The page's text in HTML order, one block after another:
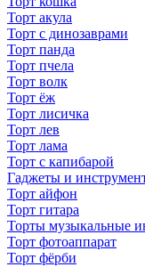
Торт акула
Торт с динозаврами
Торт панда
Торт пчела
Торт волк
Торт ёж
Торт лисичка
Торт лев
Торт лама
Торт с капибарой
Гаджеты и
Торт айфон
Торт гитара
Торты музыкальные
Торт фотоаппарат
Торт фёрби